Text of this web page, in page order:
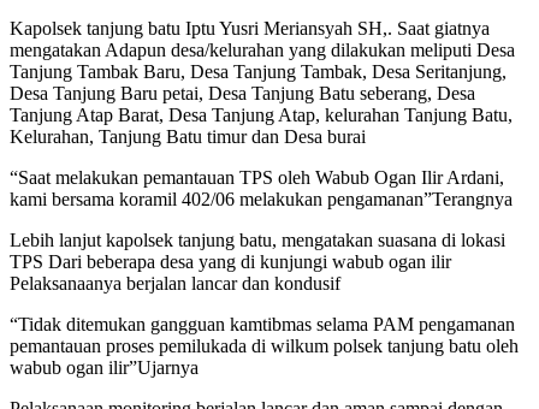
Kapolsek tanjung batu Iptu Yusri Meriansyah SH,. Saat giatnya
mengatakan Adapun desa/kelurahan yang dilakukan meliputi Desa
Tanjung Tambak Baru, Desa Tanjung Tambak, Desa Seritanjung,
Desa Tanjung Baru petai, Desa Tanjung Batu seberang, Desa
Tanjung Atap Barat, Desa Tanjung Atap, kelurahan Tanjung Batu,
Kelurahan, Tanjung Batu timur dan Desa burai
“Saat melakukan pemantauan TPS oleh Wabub Ogan Ilir Ardani,
kami bersama koramil 402/06 melakukan pengamanan”Terangnya
Lebih lanjut kapolsek tanjung batu, mengatakan suasana di lokasi
TPS Dari beberapa desa yang di kunjungi wabub ogan ilir
Pelaksanaanya berjalan lancar dan kondusif
“Tidak ditemukan gangguan kamtibmas selama PAM pengamanan
pemantauan proses pemilukada di wilkum polsek tanjung batu oleh
wabub ogan ilir”Ujarnya